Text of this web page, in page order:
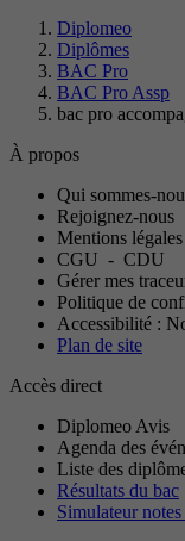
Diplomeo
Diplômes
BAC Pro
BAC Pro Assp
bac pro
À propos
Qui sommes-
Rejoignez-nous
Mentions légales
CGU - CDU
Gérer mes
Politique de
Accessibilité :
Plan de site
Accès direct
Diplomeo Avis
Agenda des
Liste des
Résultats du bac
Simulateur